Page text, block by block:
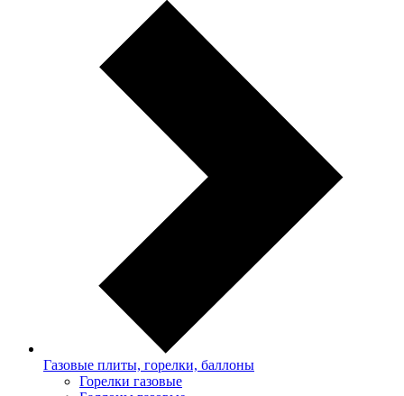
Газовые плиты, горелки, баллоны
Горелки газовые